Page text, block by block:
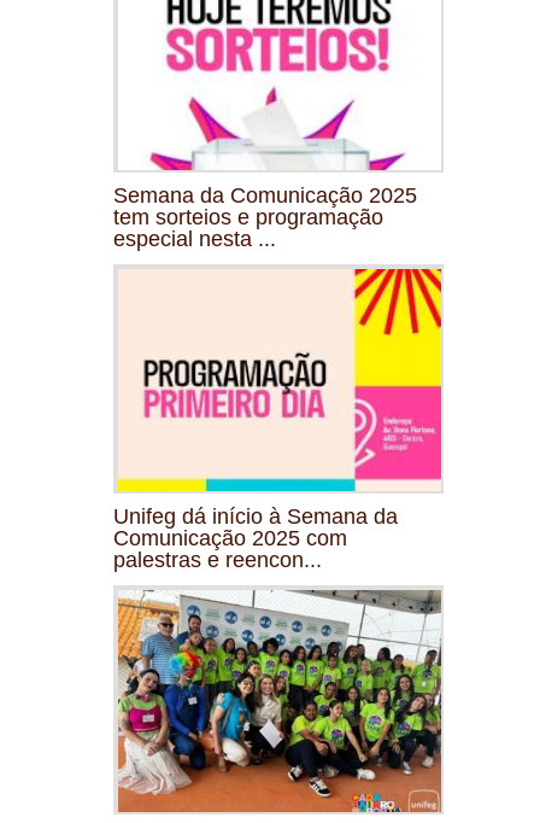
Semana da Comunicação 2025
tem sorteios e programação
especial nesta ...
Unifeg dá início à Semana da
Comunicação 2025 com
palestras e reencon...